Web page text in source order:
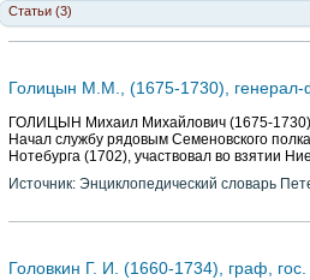
Статьи (3)
Голицын М.М., (1675-1730),
ГОЛИЦЫН Михаил Михайлович (1675-
Начал службу рядовым Семеновского
Нотебурга (1702), участвовал во взятии
Источник: Энциклопедический словарь
Головкин Г. И. (1660-1734), граф, гос.